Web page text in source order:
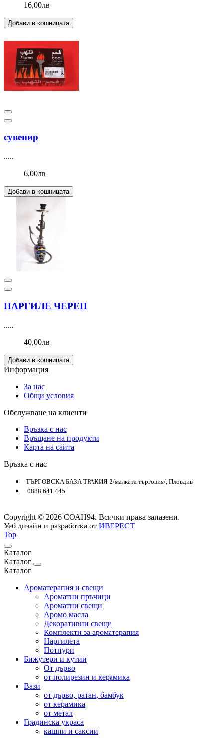
16,00лв
Добави в кошницата
сувенир
.....
6,00лв
Добави в кошницата
НАРГИЛЕ ЧЕРЕП
.....
40,00лв
Добави в кошницата
Информация
За нас
Общи условия
Обслужване на клиенти
Връзка с нас
Връщане на продукти
Карта на сайта
Връзка с нас
ТЪРГОВСКА БАЗА ТРАКИЯ-2/малката търговия/, Пловдив
0888 641 445
Copyright © 2026 СОАН94. Всички права запазени.
Уеб дизайн и разработка от ИВЕРЕСТ
Top
Каталог
Каталог
Каталог
Ароматерапия и свещи
Ароматни пръчици
Ароматни свещи
Аромо масла
Декоративни свещи
Комплекти за ароматерапия
Наргилета
Потпури
Бижутери и кутии
От дърво
от полирезин и керамика
Вази
от дърво, ратан, бамбук
от керамика
от метал
Градинска украса
кашпи и саксии